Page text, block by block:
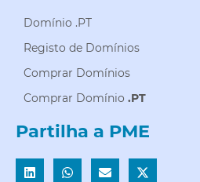
Domínio .PT
Registo de Domínios
Comprar Domínios
Comprar Domínio .PT
Partilha a PME